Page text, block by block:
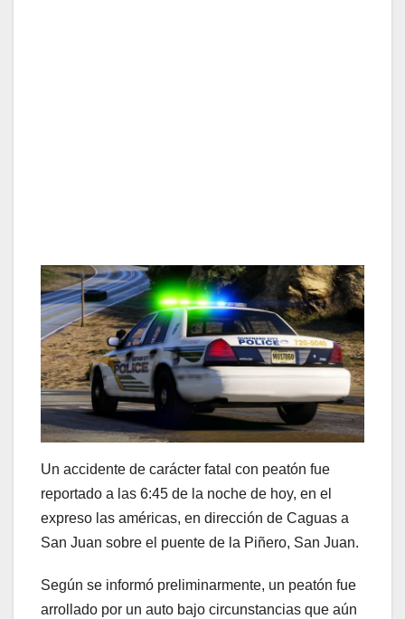
Un accidente de carácter fatal con peatón fue
reportado a las 6:45 de la noche de hoy, en el
expreso las américas, en dirección de Caguas a
San Juan sobre el puente de la Piñero, San Juan.
Según se informó preliminarmente, un peatón fue
arrollado por un auto bajo circunstancias que aún